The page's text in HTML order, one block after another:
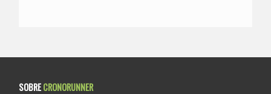
SOBRECRONORUNNER